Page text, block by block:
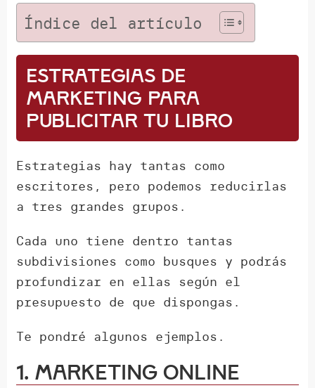
Índice del artículo
Estrategias de
marketing para
publicitar tu libro
Estrategias hay tantas como
escritores, pero podemos reducirlas
a tres grandes grupos.
Cada uno tiene dentro tantas
subdivisiones como busques y podrás
profundizar en ellas según el
presupuesto de que dispongas.
Te pondré algunos ejemplos.
1. Marketing online